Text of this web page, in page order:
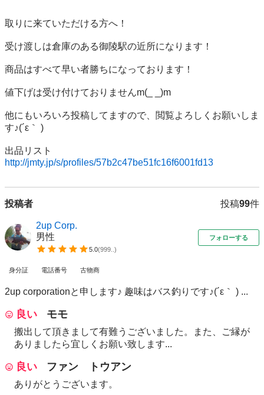
取りに来ていただける方へ！
受け渡しは倉庫のある御陵駅の近所になります！
商品はすべて早い者勝ちになっております！
値下げは受け付けておりませんm(_ _)m
他にもいろいろ投稿してますので、閲覧よろしくお願いしま
す♪(´ε｀ )
http://jmty.jp/s/profiles/57b2c47be51fc16f6001fd13
投稿者 投稿99件
2up Corp.
男性
5.0(999.. )
フォローする
身分証 電話番号 古物商
2up corporationと申します♪ 趣味はバス釣りです♪(´ε｀ ) ...
良い モモ
搬出して頂きまして有難うございました。また、ご縁が
ありましたら宜しくお願い致します...
良い ファン トウアン
ありがとうございます。